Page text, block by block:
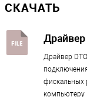
Банковский
Смартфон
Принтер этикеток
СКАЧАТЬ
Драйвер
фискальных
компьютеру